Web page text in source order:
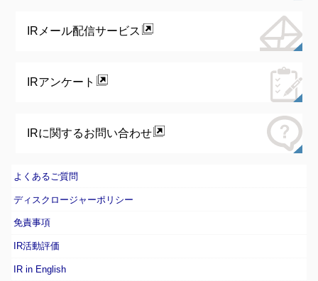
IRメール配信サービス
IRアンケート
IRに関するお問い合わせ
よくあるご質問
ディスクロージャーポリシー
免責事項
IR活動評価
IR in English